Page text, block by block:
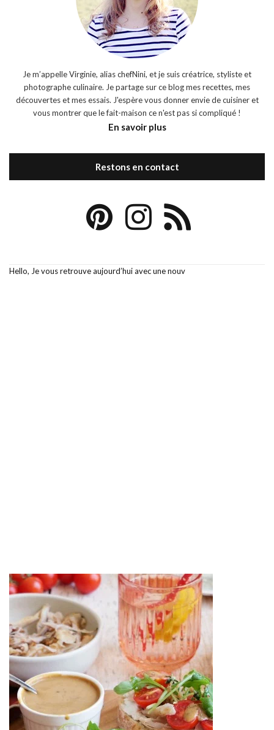
Je m’appelle Virginie, alias chefNini, et je suis créatrice, styliste et
photographe culinaire. Je partage sur ce blog mes recettes, mes
découvertes et mes essais. J'espère vous donner envie de cuisiner et
vous montrer que le fait-maison ce n'est pas si compliqué !
En savoir plus
Restons en contact
Hello, Je vous retrouve aujourd’hui avec une nouv